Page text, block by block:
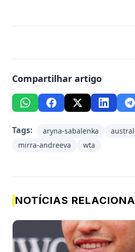
Compartilhar artigo
Tags: aryna-sabalenka
mirra-andreeva
wta
NOTÍCIAS